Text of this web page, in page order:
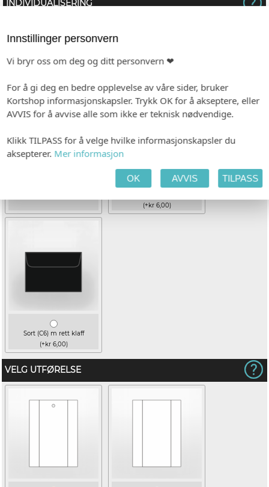
INDIVIDUALISERING
KONVOLUTT
(+kr 6,00)
Sort (C6) m rett klaff
(+kr 6,00)
VELG UTFØRELSE
Innstillinger personvern
Vi bryr oss om deg og ditt personvern ❤
For å gi deg en bedre opplevelse av våre sider, bruker
Kortshop informasjonskapsler. Trykk OK for å akseptere, eller
AVVIS for å avvise alle som ikke er teknisk nødvendige.
Klikk TILPASS for å velge hvilke informasjonskapsler du
aksepterer. Mer informasjon
OK AVVIS TILPASS